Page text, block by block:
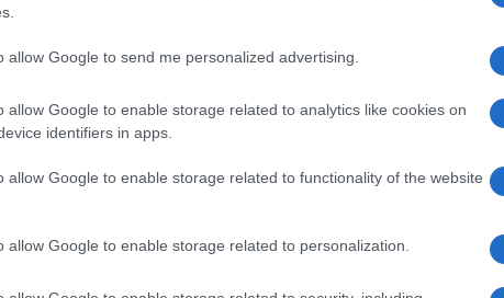
allow Google to send me personalized advertising.
allow Google to enable storage related to analytics like cookies on
identifiers in apps.
allow Google to enable storage related to functionality of the website
allow Google to enable storage related to personalization.
allemaal genoteerd in USDT , dat fungeert als de
een scala aan activa als onderpand storten,